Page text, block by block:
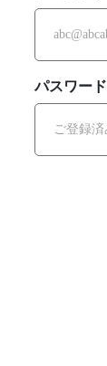
パスワード